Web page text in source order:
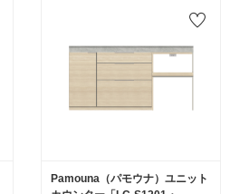
Pamouna（パモウナ）ユニット